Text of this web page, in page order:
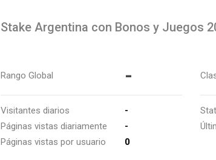
Stake Argentina con Bonos y Juegos
Rango Global -
Visitantes diarios
-
Páginas vistas diariamente
-
Páginas vistas por usuario
0